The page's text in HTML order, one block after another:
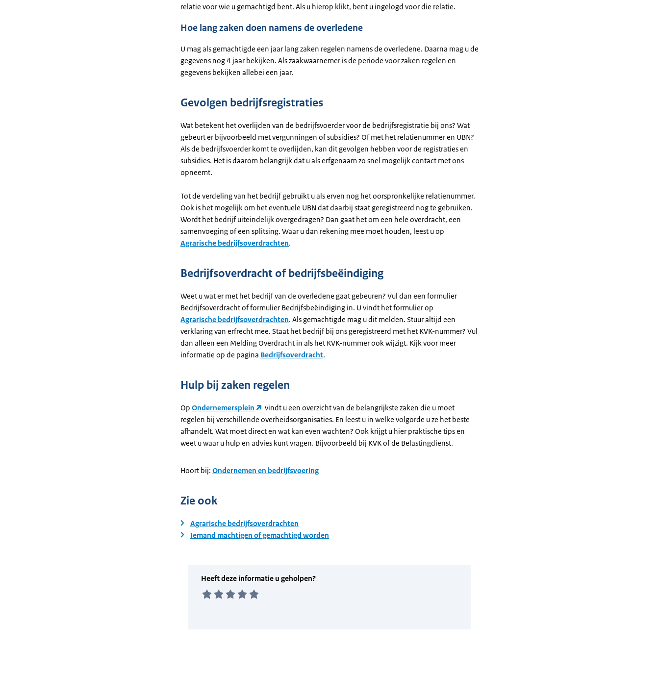
relatie voor wie u gemachtigd bent. Als u hierop klikt, bent u ingelogd voor die relatie.
Hoe lang zaken doen namens de overledene
U mag als gemachtigde een jaar lang zaken regelen namens de overledene. Daarna mag u de
gegevens nog 4 jaar bekijken. Als zaakwaarnemer is de periode voor zaken regelen en
gegevens bekijken allebei een jaar.
Gevolgen bedrijfsregistraties
Wat betekent het overlijden van de bedrijfsvoerder voor de bedrijfsregistratie bij ons? Wat
gebeurt er bijvoorbeeld met vergunningen of subsidies? Of met het relatienummer en UBN?
Als de bedrijfsvoerder komt te overlijden, kan dit gevolgen hebben voor de registraties en
subsidies. Het is daarom belangrijk dat u als erfgenaam zo snel mogelijk contact met ons
opneemt.
Tot de verdeling van het bedrijf gebruikt u als erven nog het oorspronkelijke relatienummer.
Ook is het mogelijk om het eventuele UBN dat daarbij staat geregistreerd nog te gebruiken.
Wordt het bedrijf uiteindelijk overgedragen? Dan gaat het om een hele overdracht, een
samenvoeging of een splitsing. Waar u dan rekening mee moet houden, leest u op
Agrarische bedrijfsoverdrachten.
Bedrijfsoverdracht of bedrijfsbeëindiging
Weet u wat er met het bedrijf van de overledene gaat gebeuren? Vul dan een formulier
Bedrijfsoverdracht of formulier Bedrijfsbeëindiging in. U vindt het formulier op
Agrarische bedrijfsoverdrachten. Als gemachtigde mag u dit melden. Stuur altijd een
verklaring van erfrecht mee. Staat het bedrijf bij ons geregistreerd met het KVK-nummer? Vul
dan alleen een Melding Overdracht in als het KVK-nummer ook wijzigt. Kijk voor meer
informatie op de pagina Bedrijfsoverdracht.
Hulp bij zaken regelen
Op Ondernemersplein
vindt u een overzicht van de belangrijkste zaken die u moet
regelen bij verschillende overheidsorganisaties. En leest u in welke volgorde u ze het beste
afhandelt. Wat moet direct en wat kan even wachten? Ook krijgt u hier praktische tips en
weet u waar u hulp en advies kunt vragen. Bijvoorbeeld bij KVK of de Belastingdienst.
Hoort bij: Ondernemen en bedrijfsvoering
Zie ook
Agrarische bedrijfsoverdrachten
Iemand machtigen of gemachtigd worden